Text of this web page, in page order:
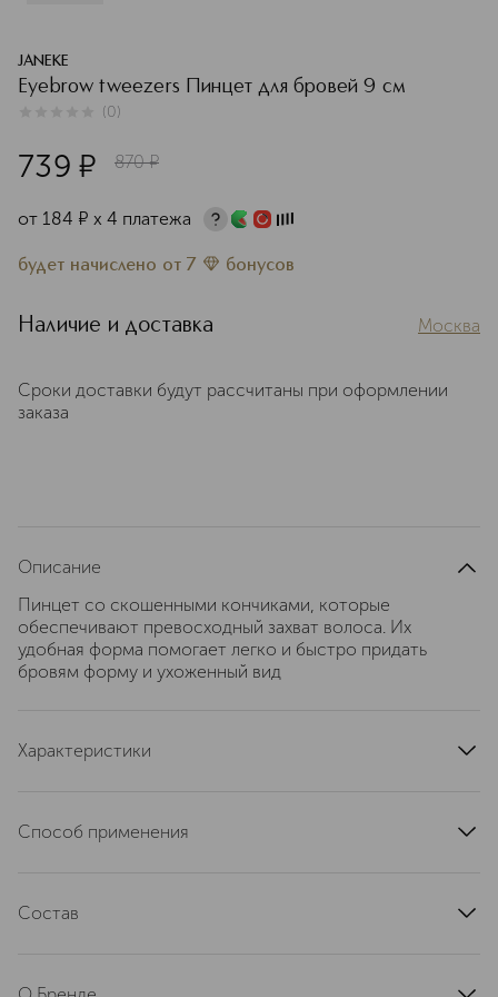
JANEKE
Eyebrow tweezers Пинцет для бровей 9 см
(0)
739 ¤ 870 ¤
от 184 ¤ х 4 платежа
будет начислено от 7 бонусов
Наличие и доставка Москва
Сроки доставки будут рассчитаны при оформлении
заказа
Описание
Пинцет со скошенными кончиками, которые
обеспечивают превосходный захват волоса. Их
удобная форма помогает легко и быстро придать
бровям форму и ухоженный вид
Характеристики
страна производства
длина, см
6
Способ применения
Состав